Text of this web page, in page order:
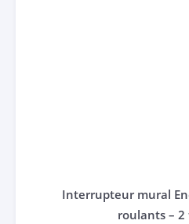
Interrupteur mural
roulants – 2